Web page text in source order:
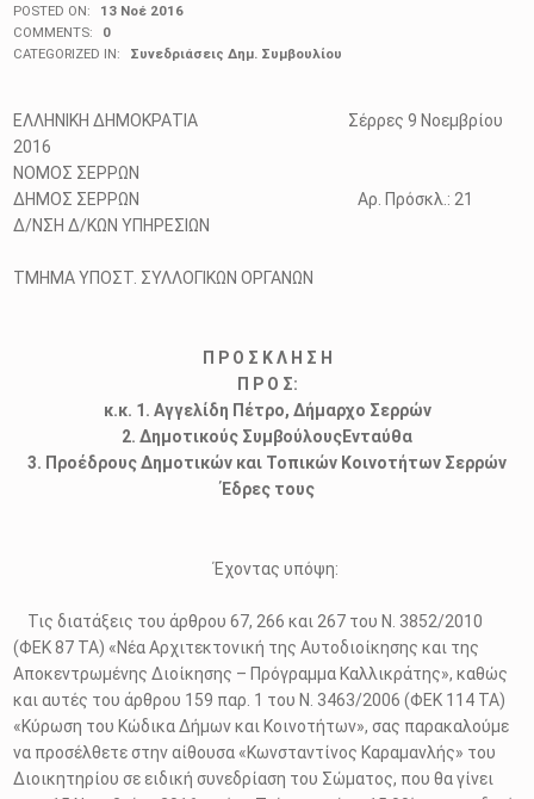
POSTED ON:
13 Νοέ 2016
COMMENTS:
0
CATEGORIZED IN:
Συνεδριάσεις Δημ. Συμβουλίου
ΕΛΛΗΝΙΚΗ ΔΗΜΟΚΡΑΤΙΑ Σέρρες 9 Νοεμβρίου
2016
ΝΟΜΟΣ ΣΕΡΡΩΝ
ΔΗΜΟΣ ΣΕΡΡΩΝ Αρ. Πρόσκλ.: 21
Δ/ΝΣΗ Δ/ΚΩΝ ΥΠΗΡΕΣΙΩΝ
ΤΜΗΜΑ ΥΠΟΣΤ. ΣΥΛΛΟΓΙΚΩΝ ΟΡΓΑΝΩΝ
Π Ρ Ο Σ Κ Λ Η Σ Η
Π Ρ Ο Σ:
κ.κ. 1. Αγγελίδη Πέτρο, Δήμαρχο Σερρών
2. Δημοτικούς ΣυμβούλουςΕνταύθα
3. Προέδρους Δημοτικών και Τοπικών Κοινοτήτων Σερρών
Έδρες τους
Έχοντας υπόψη:
Τις διατάξεις του άρθρου 67, 266 και 267 του Ν. 3852/2010
(ΦΕΚ 87 ΤΑ) «Νέα Αρχιτεκτονική της Αυτοδιοίκησης και της
Αποκεντρωμένης Διοίκησης – Πρόγραμμα Καλλικράτης», καθώς
και αυτές του άρθρου 159 παρ. 1 του Ν. 3463/2006 (ΦΕΚ 114 ΤΑ)
«Κύρωση του Κώδικα Δήμων και Κοινοτήτων», σας παρακαλούμε
να προσέλθετε στην αίθουσα «Κωνσταντίνος Καραμανλής» του
Διοικητηρίου σε ειδική συνεδρίαση του Σώματος, που θα γίνει